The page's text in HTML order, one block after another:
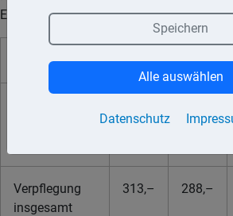
Euro):
2024 2023
Verpflegung
insgesamt
313,– 288,–
Datenschutz
Speichern
Alle auswählen